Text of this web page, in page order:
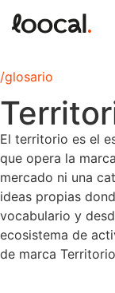
/glosario
El territorio es el
que opera la
mercado ni una
ideas propias
vocabulario y
ecosistema de
de marca